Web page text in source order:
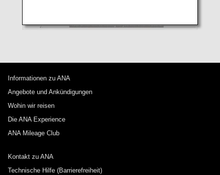
Informationen zu ANA
Angebote und Ankündigungen
Wohin wir reisen
Die ANA Experience
ANA Mileage Club
Kontakt zu ANA
Technische Hilfe (Barrierefreiheit)